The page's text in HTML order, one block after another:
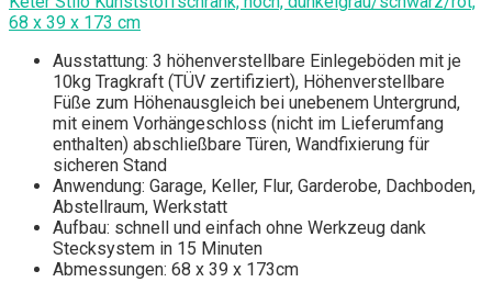
68 x 39 x 173 cm
Ausstattung: 3 höhenverstellbare Einlegeböden mit je
10kg Tragkraft (TÜV zertifiziert), Höhenverstellbare
Füße zum Höhenausgleich bei unebenem Untergrund,
mit einem Vorhängeschloss (nicht im Lieferumfang
enthalten) abschließbare Türen, Wandfixierung für
sicheren Stand
Anwendung: Garage, Keller, Flur, Garderobe, Dachboden,
Abstellraum, Werkstatt
Aufbau: schnell und einfach ohne Werkzeug dank
Stecksystem in 15 Minuten
Abmessungen: 68 x 39 x 173cm